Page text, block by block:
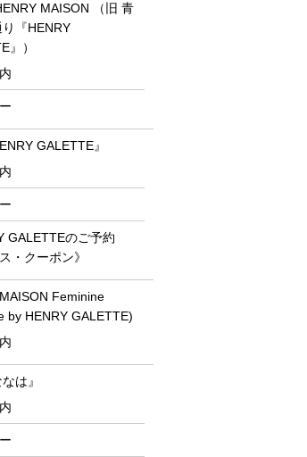
MAISON （旧 青
『HENRY
』）
GALETTE』
GALETTEのご予約
・クーポン》
Feminine
by HENRY GALETTE)
は』